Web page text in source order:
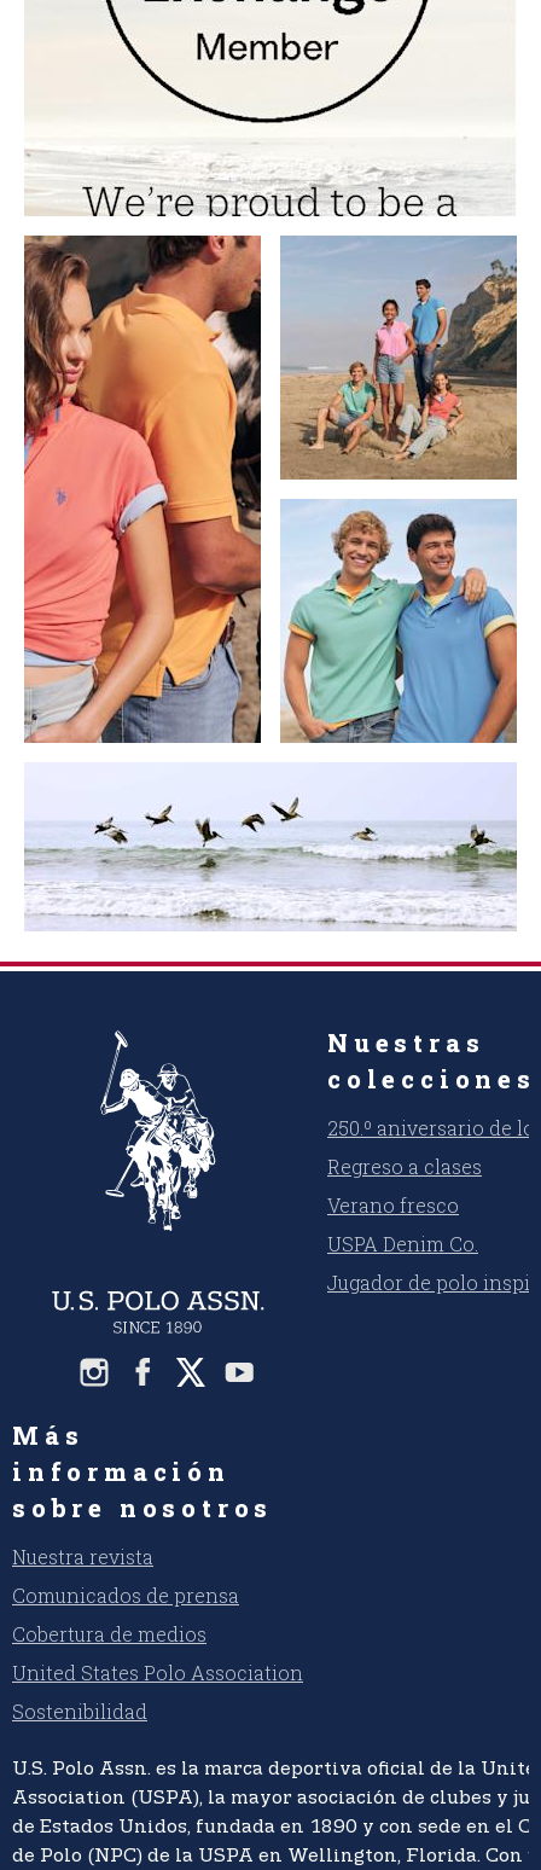
Nuestras
colecciones
250.º aniversario de
Regreso a clases
Verano fresco
USPA Denim Co.
Jugador de polo
Más
información
sobre nosotros
Nuestra revista
Comunicados de prensa
Cobertura de medios
United States Polo Association
Sostenibilidad
U.S. Polo Assn. es la marca deportiva oficial de la
Association (USPA), la mayor asociación de clubes y
de Estados Unidos, fundada en 1890 y con sede en el
de Polo (NPC) de la USPA en Wellington, Florida. Con